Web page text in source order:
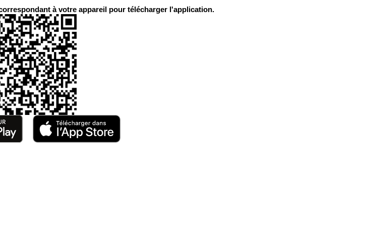
à votre appareil pour télécharger l'application.